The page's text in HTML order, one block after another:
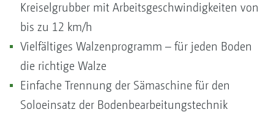
Kreiselgrubber mit Arbeitsgeschwindigkeiten von
bis zu 12 km/h
Vielfältiges Walzenprogramm – für jeden Boden
die richtige Walze
Einfache Trennung der Sämaschine für den
Soloeinsatz der Bodenbearbeitungstechnik